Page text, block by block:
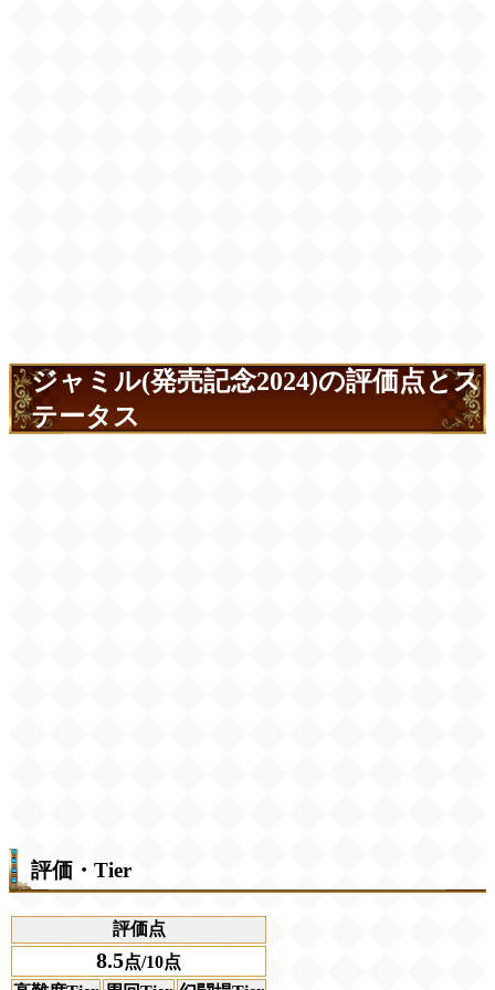
ジャミル(発売記念2024)の評価点とス
テータス
評価・Tier
評価点
8.5点/10点